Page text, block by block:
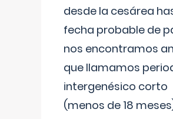
desde la cesárea
fecha probable de
nos encontramos
que llamamos
intergenésico corto
(menos de 18